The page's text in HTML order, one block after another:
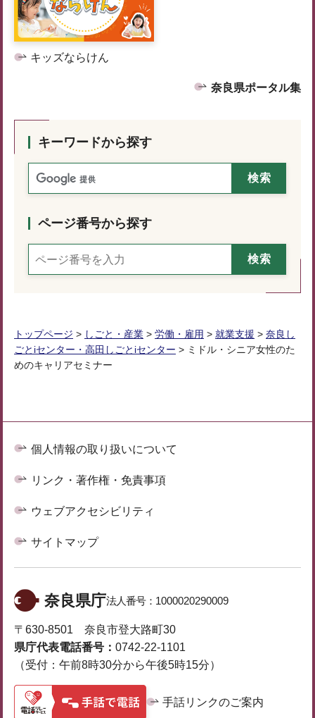
キッズならけん
奈良県ポータル集
キーワードから探す
ページ番号から探す
トップページ > しごと・産業 > 労働・雇用 > 就業支援 > 奈良し
ごとiセンター・高田しごとiセンター > ミドル・シニア女性のた
めのキャリアセミナー
個人情報の取り扱いについて
リンク・著作権・免責事項
ウェブアクセシビリティ
サイトマップ
奈良県庁法人番号： 1000020290009
〒630-8501 奈良市登大路町30
県庁代表電話番号： 0742-22-1101
（受付：午前8時30分から午後5時15分）
手話リンクのご案内